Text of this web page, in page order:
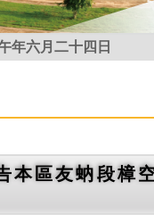
年六月二十四日
本區友蚋段樟